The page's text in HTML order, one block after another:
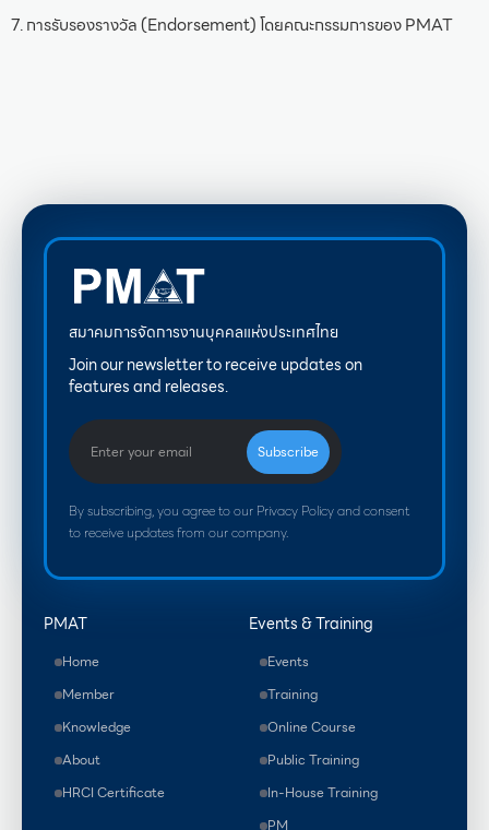
7. การรับรองรางวัล (Endorsement) โดยคณะกรรมการของ PMAT
สมาคมการจัดการงานบุคคลแห่งประเทศไทย
Join our newsletter to receive updates on
features and releases.
By subscribing, you agree to our Privacy Policy and consent
to receive updates from our company.
PMAT
Home
Member
Knowledge
About
HRCI Certificate
Events & Training
Events
Training
Online Course
Public Training
In-House Training
PM